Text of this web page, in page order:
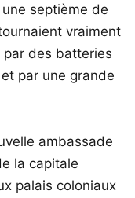
septième de
vraiment
par des batteries
par une grande
ambassade
la capitale
palais coloniaux